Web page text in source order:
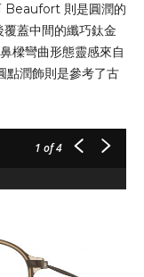
Beaufort 則是圓潤的
蓋中間的纖巧鈦金
樑彎曲形態靈感來自
點潤飾則是參考了古
1 of 4